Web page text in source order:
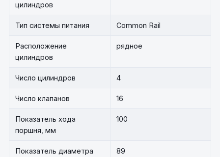
цилиндров
Тип системы питания Common Rail
Расположение
цилиндров
рядное
Число цилиндров 4
Число клапанов 16
Показатель хода
поршня, мм
100
Показатель диаметра
89